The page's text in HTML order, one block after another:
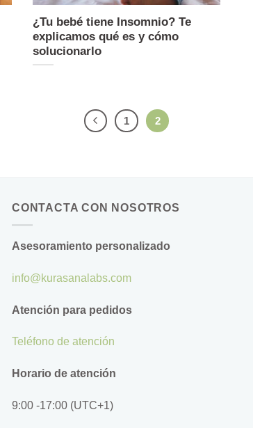
¿Tu bebé tiene Insomnio? Te
explicamos qué es y cómo
solucionarlo
1 2
CONTACTA CON NOSOTROS
Asesoramiento personalizado
info@kurasanalabs.com
Atención para pedidos
Teléfono de atención
Horario de atención
9:00 -17:00 (UTC+1)